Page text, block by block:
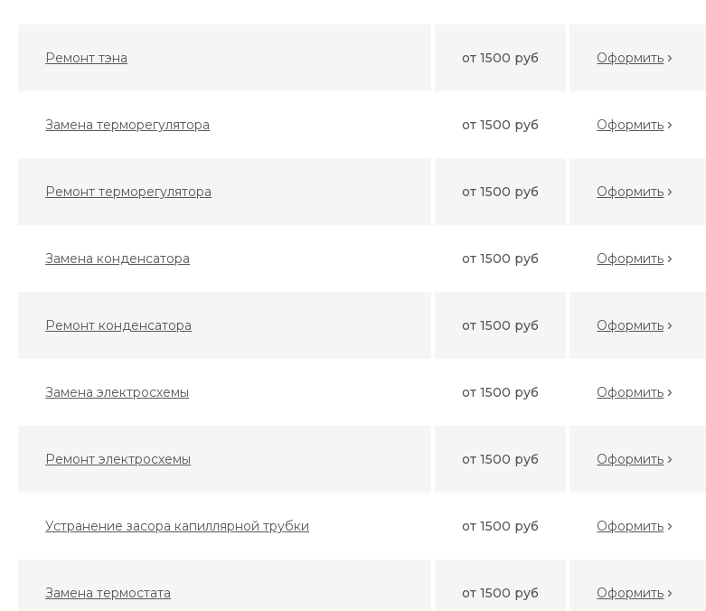
Ремонт тэна от 1500 руб Оформить
Замена терморегулятора от 1500 руб Оформить
Ремонт терморегулятора от 1500 руб Оформить
Замена конденсатора от 1500 руб Оформить
Ремонт конденсатора от 1500 руб Оформить
Замена электросхемы от 1500 руб Оформить
Ремонт электросхемы от 1500 руб Оформить
Устранение засора капиллярной трубки от 1500 руб Оформить
Замена термостата от 1500 руб Оформить